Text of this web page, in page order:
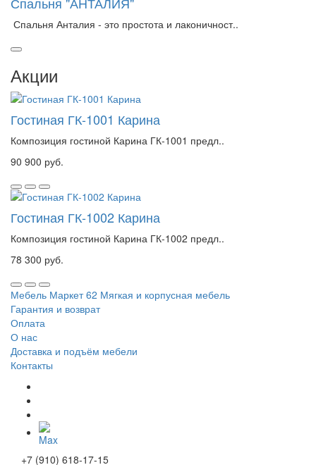
Спальня Анталия - это простота и лаконичност..
Акции
Гостиная ГК-1001 Карина
Композиция гостиной Карина ГК-1001 предл..
90 900 руб.
Гостиная ГК-1002 Карина
Композиция гостиной Карина ГК-1002 предл..
78 300 руб.
Мебель Маркет 62 Мягкая и корпусная мебель
Гарантия и возврат
Оплата
О нас
Доставка и подъём мебели
Контакты
+7 (910) 618-17-15